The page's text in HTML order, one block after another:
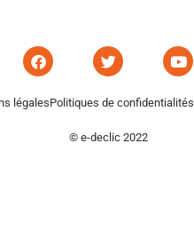
légalesPolitiques de confidentialités
© e-declic 2022